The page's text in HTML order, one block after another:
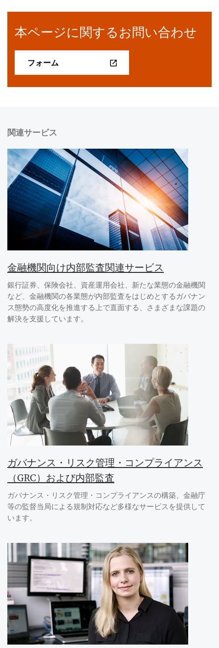
本ページに関するお問い合わせ
フォーム
関連サービス
金融機関向け内部監査関連サービス
銀行証券、保険会社、資産運用会社、新たな業態の金融機関
など、金融機関の各業態が内部監査をはじめとするガバナン
ス態勢の高度化を推進する上で直面する、さまざまな課題の
解決を支援しています。
ガバナンス・リスク管理・コンプライアンス
（GRC）および内部監査
ガバナンス・リスク管理・コンプライアンスの構築、金融庁
等の監督当局による規制対応など多様なサービスを提供して
います。